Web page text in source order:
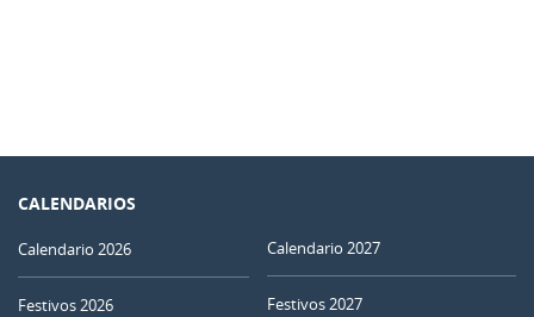
CALENDARIOS
Calendario 2026
Festivos 2026
Calendario 2027
Festivos 2027